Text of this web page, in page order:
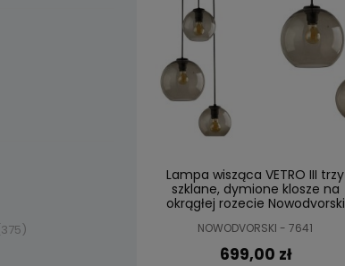
Lampa wisząca VETRO III trzy
szklane, dymione klosze na
okrągłej rozecie Nowodvorski
NOWODVORSKI - 7641
699,00 zł